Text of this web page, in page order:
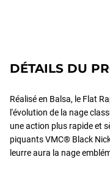
DÉTAILS DU
Réalisé en Balsa, le Flat
l'évolution de la nage
une action plus rapide et
piquants VMC® Black
leurre aura la nage